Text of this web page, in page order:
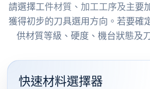
請選擇工件材質、加工工序及主要
獲得初步的刀具選用方向。若要確
供材質等級、硬度、機台狀態及
快速材料選擇器